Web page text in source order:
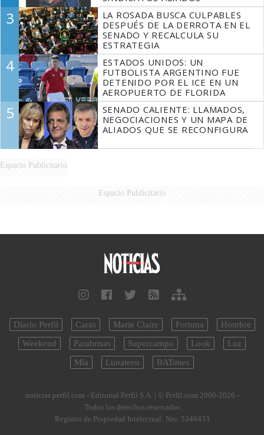
3
LA ROSADA BUSCA CULPABLES
DESPUÉS DE LA DERROTA EN EL
SENADO Y RECALCULA SU
ESTRATEGIA
4
ESTADOS UNIDOS: UN
FUTBOLISTA ARGENTINO FUE
DETENIDO POR EL ICE EN UN
AEROPUERTO DE FLORIDA
5
SENADO CALIENTE: LLAMADOS,
NEGOCIACIONES Y UN MAPA DE
ALIADOS QUE SE RECONFIGURA
Espacio Publicitario
Espacio Publicitario
Diario Perfil Caras Marie Claire Fortuna
Hombre
Weekend
Parabrisas Supercampo Look
Luz
Mía
Lunateen BATimes
noticias.perfil.com - Editorial Perfil S.A. | © Perfil.com 2006-2026 -
Todos los derechos reservados
Registro de Propiedad Intelectual: Nro. 5346433